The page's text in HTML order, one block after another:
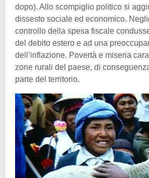
dopo). Allo scompiglio politico si
dissesto sociale ed economico.
controllo della spesa fiscale
del debito estero e ad una
dell’inflazione. Povertà e miseria
zone rurali del paese, di
parte del territorio.